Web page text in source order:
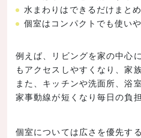
水まわりはできるだけまと
個室はコンパクトでも使い
例えば、リビングを家の中心
もアクセスしやすくなり、家
また、キッチンや洗面所、浴
家事動線が短くなり毎日の負
個室については広さを優先す